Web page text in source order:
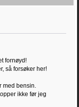
fornøyd!
så forsøker her!
med bensin.
ikke før jeg